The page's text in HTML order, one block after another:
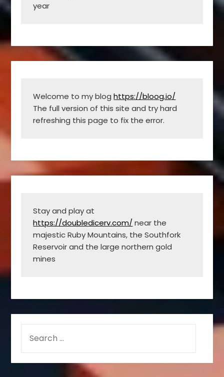
year
Welcome to my blog https://bloog.io/
The full version of this site and try hard
refreshing this page to fix the error.
https://doubledicerv.com/ near the
majestic Ruby Mountains, the Southfork
Reservoir and the large northern gold
mines